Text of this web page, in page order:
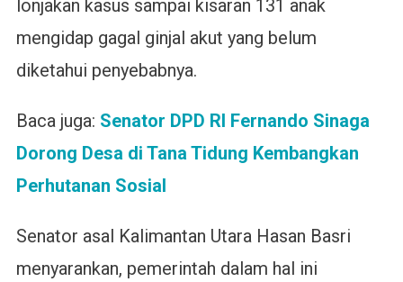
lonjakan kasus sampai kisaran 131 anak
mengidap gagal ginjal akut yang belum
diketahui penyebabnya.
Baca juga: Senator DPD RI Fernando Sinaga
Dorong Desa di Tana Tidung Kembangkan
Perhutanan Sosial
Senator asal Kalimantan Utara Hasan Basri
menyarankan, pemerintah dalam hal ini